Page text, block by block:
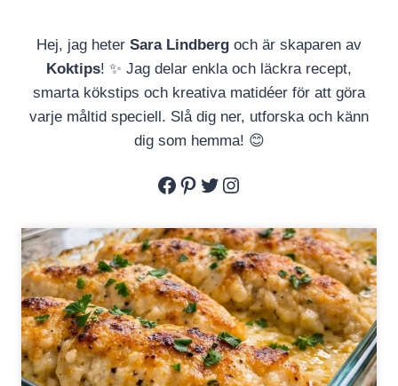
Hej, jag heter Sara Lindberg och är skaparen av
Koktips! ✨ Jag delar enkla och läckra recept,
smarta kökstips och kreativa matidéer för att göra
varje måltid speciell. Slå dig ner, utforska och känn
dig som hemma! 😊
Facebook
Pinterest
Twitter
Instagram